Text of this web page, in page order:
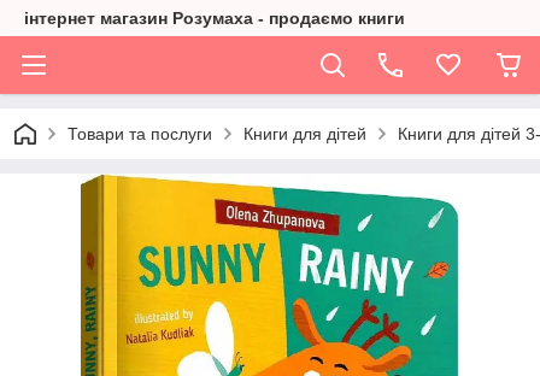
інтернет магазин Розумаха - продаємо книги
Товари та послуги Книги для дітей Книги для дітей